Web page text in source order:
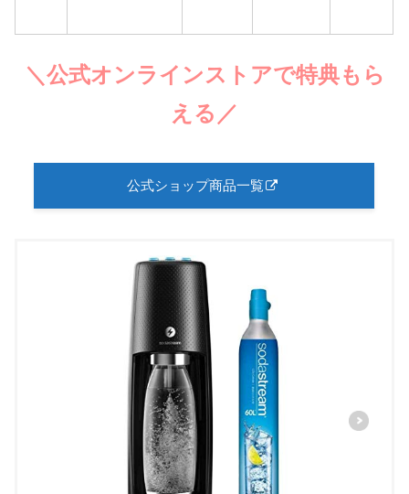
＼公式オンラインストアで特典もら
える／
公式ショップ商品一覧